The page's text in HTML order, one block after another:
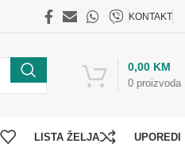
KONTAKT
0 proizvoda
0,00 KM
LISTA ŽELJA UPOREDI